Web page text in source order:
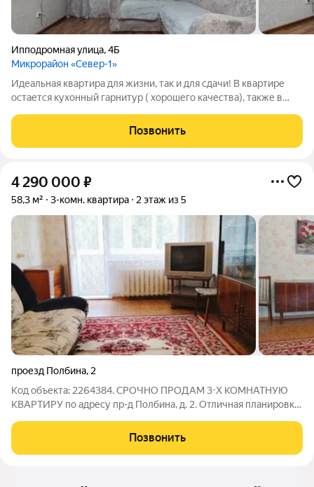
Ипподромная улица,4Б
Микрорайон «Север-1»
Идеальная квартира для жизни, так и для сдачи! В квартире
остается кухонный гарнитур ( хорошего качества), также в
являются две лоджии с выходом с кухни и с комнаты. Комнаты
раздельные, ремонт
Позвонить
4 290 000 ₽
58,3 м² 3-комн. квартира 2 этаж из 5
проезд Полбина, 2
Код объекта: 2264384. СРОЧНО ПРОДАМ 3-Х КОМНАТНУЮ
КВАРТИРУ по адресу пр-д Полбина, д. 2. Отличная планировка,
весь день наполнена солнечным светом.. Вся мебель и техника
остаются новым
Позвонить